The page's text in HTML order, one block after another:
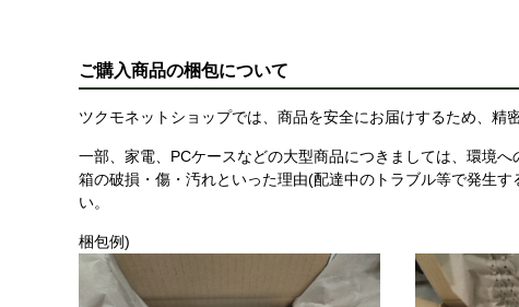
ご購入商品の梱包について
ツクモネットショップでは、商品を安全にお届けするため、精
一部、家電、PCケースなどの大型商品につきましては、環境
箱の破損・傷・汚れといった理由(配達中のトラブル等で発生
い。
梱包例)